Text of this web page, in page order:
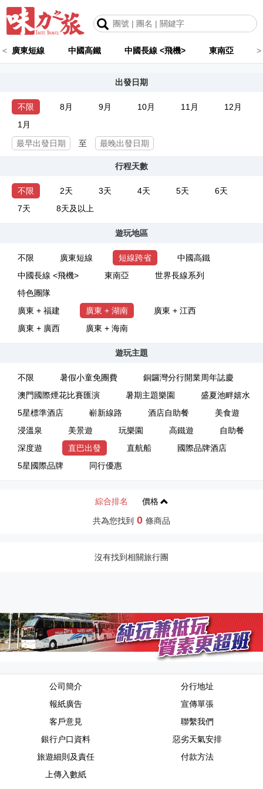
< 廣東短線 中國高鐵 中國長線 <飛機> 東南亞 >
出發日期
不限 8月 9月 10月 11月
12月
1月
至
行程天數
不限 2天 3天 4天 5天
6天
7天
8天及以上
遊玩地區
不限 廣東短線 短線跨省
中國高鐵
中國長線 <飛機>
東南亞
世界長線系列
特色團隊
廣東 + 福建
廣東 + 湖南
廣東 + 江西
廣東 + 廣西
廣東 + 海南
遊玩主題
不限 暑假小童免團費
銅鑼灣分行開業周年誌慶
澳門國際煙花比賽匯演
暑期主題樂園
盛夏池畔嬉水
5星標準酒店
嶄新線路 酒店自助餐
美食遊
浸溫泉
美景遊 玩樂園 高鐵遊
自助餐
深度遊
直巴出發 直航船
國際品牌酒店
5星國際品牌
同行優惠
綜合排名 價格
共為您找到 0 條商品
沒有找到相關旅行團
公司簡介
分行地址
報紙廣告
宣傳單張
客戶意見
聯繫我們
銀行户口資料
惡劣天氣安排
旅遊細則及責任
付款方法
上傳入數紙